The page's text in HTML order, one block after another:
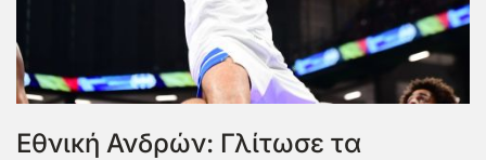
Εθνική Ανδρών: Γλίτωσε τα